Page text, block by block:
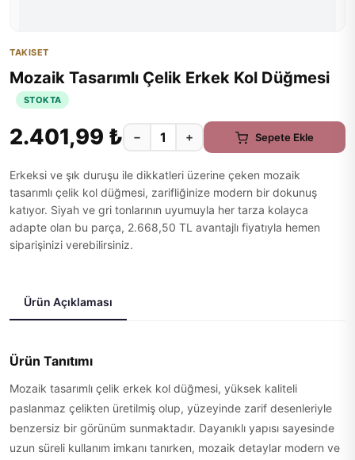
TAKISET
Mozaik Tasarımlı Çelik Erkek Kol Düğmesi
STOKTA
2.401,99 ₺ − + Sepete Ekle
Erkeksi ve şık duruşu ile dikkatleri üzerine çeken mozaik
tasarımlı çelik kol düğmesi, zarifliğinize modern bir dokunuş
katıyor. Siyah ve gri tonlarının uyumuyla her tarza kolayca
adapte olan bu parça, 2.668,50 TL avantajlı fiyatıyla hemen
siparişinizi verebilirsiniz.
Ürün Açıklaması
Ürün Tanıtımı
Mozaik tasarımlı çelik erkek kol düğmesi, yüksek kaliteli
paslanmaz çelikten üretilmiş olup, yüzeyinde zarif desenleriyle
benzersiz bir görünüm sunmaktadır. Dayanıklı yapısı sayesinde
uzun süreli kullanım imkanı tanırken, mozaik detaylar modern ve